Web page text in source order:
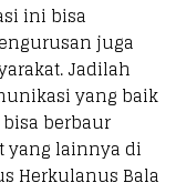
ini bisa
juga
Jadilah
yang baik
berbaur
yang lainnya di
Herkulanus Bala